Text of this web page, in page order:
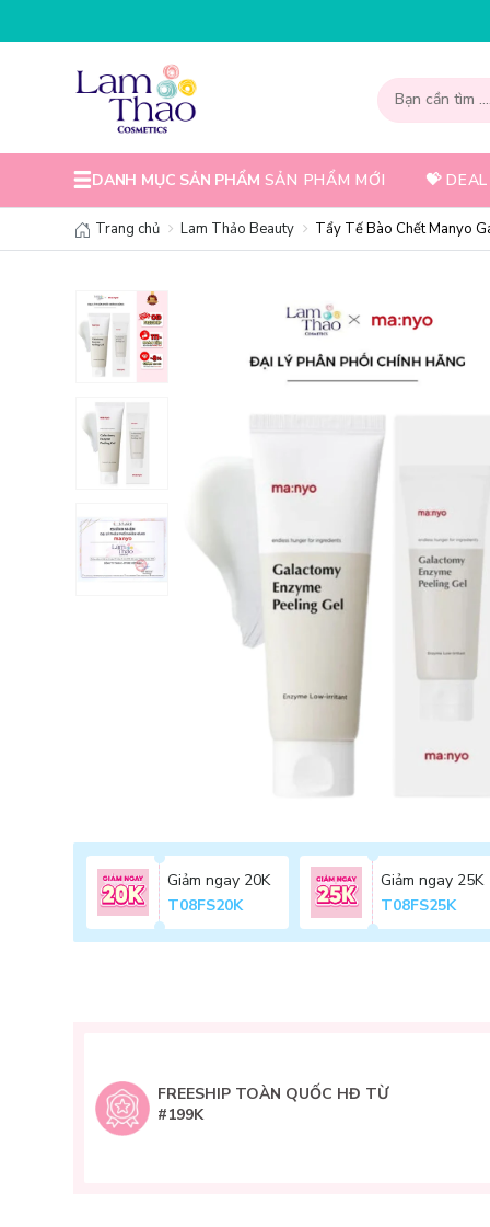
DANH MỤC SẢN PHẨM SẢN PHẨM MỚI 💝
Trang chủ Lam Thảo Beauty Tẩy Tế Bào Chết Manyo
Giảm ngay 20K
T08FS20K
Giảm ngay 25K
T08FS25K
FREESHIP TOÀN QUỐC HĐ TỪ
#199K